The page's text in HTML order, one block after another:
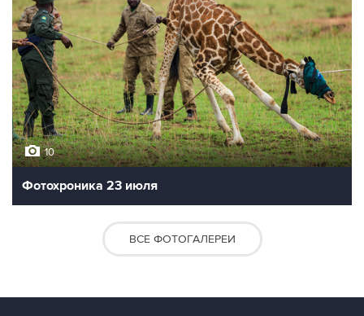
10
Фотохроника 23 июля
ВСЕ ФОТОГАЛЕРЕИ